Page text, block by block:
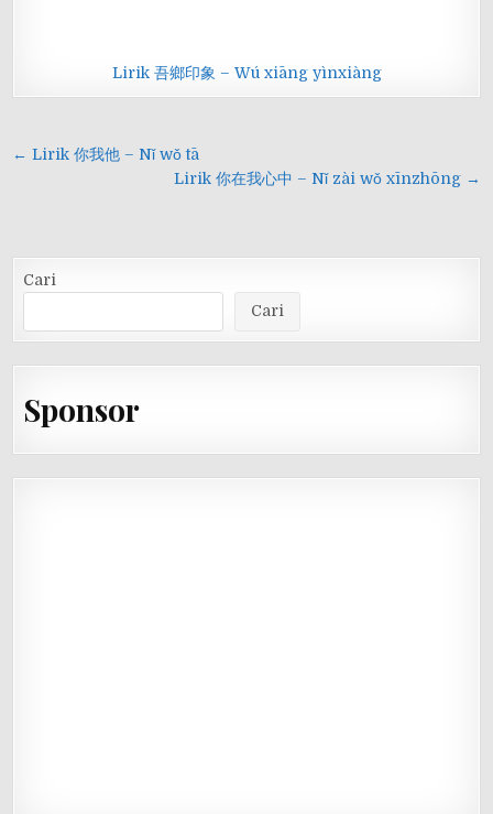
Lirik 吾鄉印象 – Wú xiāng yìnxiàng
Navigasi
← Lirik 你我他 – Nǐ wǒ tā
Lirik 你在我心中 – Nǐ zài wǒ xīnzhōng →
Cari
Cari
Sponsor